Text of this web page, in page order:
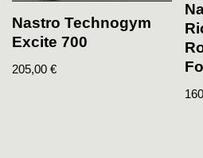
Nastro Technogym
Excite 700
205,00 €